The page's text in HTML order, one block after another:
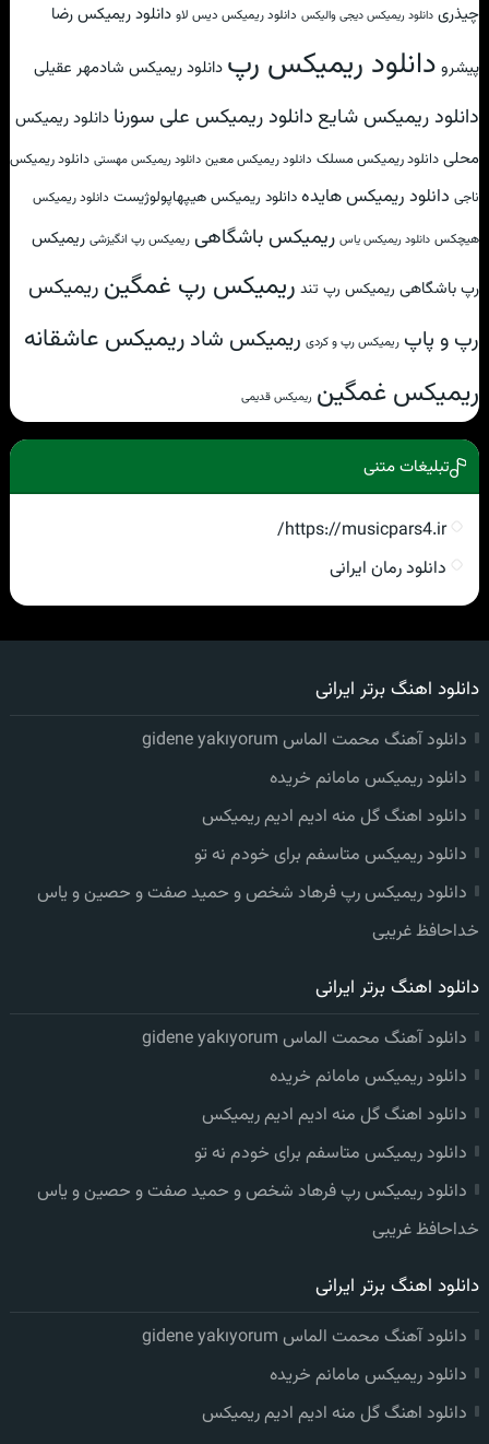
چیذری دانلود ریمیکس دیجی والیکس دانلود ریمیکس دیس لاو دانلود ریمیکس رضا
پیشرو دانلود ریمیکس رپ دانلود ریمیکس شادمهر عقیلی
دانلود ریمیکس شایع دانلود ریمیکس علی سورنا دانلود ریمیکس
محلی دانلود ریمیکس مسلک دانلود ریمیکس معین دانلود ریمیکس مهستی دانلود ریمیکس
ناجی دانلود ریمیکس هایدهدانلود ریمیکس هیپهاپولوژیست دانلود ریمیکس
هیچکس دانلود ریمیکس یاس ریمیکس باشگاهی ریمیکس رپ انگیزشی ریمیکس
رپ باشگاهی ریمیکس رپ تند ریمیکس رپ غمگین ریمیکس
رپ و پاپ ریمیکس رپ و کردی ریمیکس شادریمیکس عاشقانه
ریمیکس غمگین ریمیکس قدیمی
تبلیغات متنی
https://musicpars4.ir/
دانلود رمان ایرانی
دانلود اهنگ برتر ایرانی
دانلود آهنگ محمت الماس gidene yakıyorum
دانلود ریمیکس مامانم خریده
دانلود اهنگ گل منه ادیم ادیم ریمیکس
دانلود ریمیکس متاسفم برای خودم نه تو
دانلود ریمیکس رپ فرهاد شخص و حمید صفت و حصین و یاس
خداحافظ غریبی
دانلود اهنگ برتر ایرانی
دانلود آهنگ محمت الماس gidene yakıyorum
دانلود ریمیکس مامانم خریده
دانلود اهنگ گل منه ادیم ادیم ریمیکس
دانلود ریمیکس متاسفم برای خودم نه تو
دانلود ریمیکس رپ فرهاد شخص و حمید صفت و حصین و یاس
خداحافظ غریبی
دانلود اهنگ برتر ایرانی
دانلود آهنگ محمت الماس gidene yakıyorum
دانلود ریمیکس مامانم خریده
دانلود اهنگ گل منه ادیم ادیم ریمیکس